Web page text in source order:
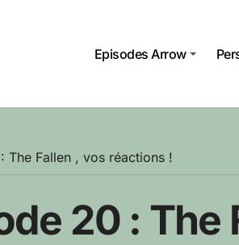
Episodes Arrow
The Fallen , vos réactions !
20 : The